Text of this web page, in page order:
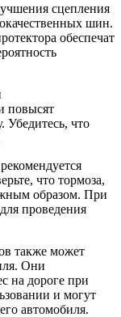
сцепления
шин.
обеспечат
повысят
Убедитесь, что
что тормоза,
образом. При
проведения
также может
Они
на дороге при
и могут
автомобиля.